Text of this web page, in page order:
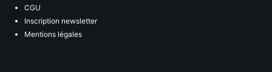
CGU
Inscription newsletter
Mentions légales